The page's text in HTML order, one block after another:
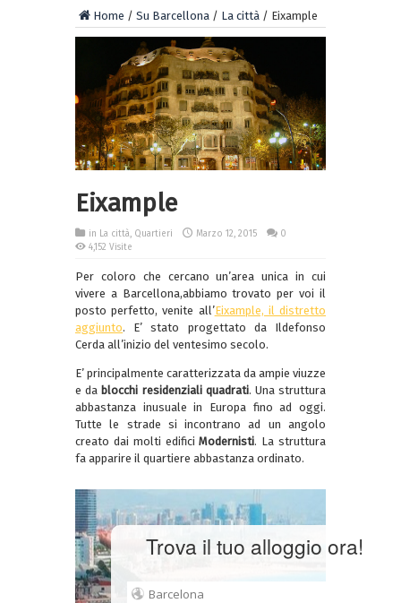
Home / Su Barcellona / La città / Eixample
Eixample
in La città, Quartieri Marzo 12, 2015
0
4,152 Visite
Per coloro che cercano un’area unica in cui
vivere a Barcellona,abbiamo trovato per voi il
posto perfetto, venite all’Eixample, il distretto
aggiunto. E’ stato progettato da Ildefonso
Cerda all’inizio del ventesimo secolo.
E’ principalmente caratterizzata da ampie viuzze
e da blocchi residenziali quadrati. Una struttura
abbastanza inusuale in Europa fino ad oggi.
Tutte le strade si incontrano ad un angolo
creato dai molti edificiModernisti. La struttura
fa apparire il quartiere abbastanza ordinato.
Trova il tuo alloggio ora!